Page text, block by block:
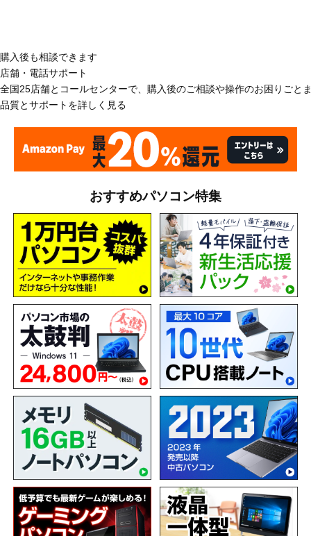
購入後も相談できます
店舗・電話サポート
全国25店舗とコールセンターで、購入後のご相談や操作のお困りごと
品質とサポートを詳しく見る
おすすめパソコン特集